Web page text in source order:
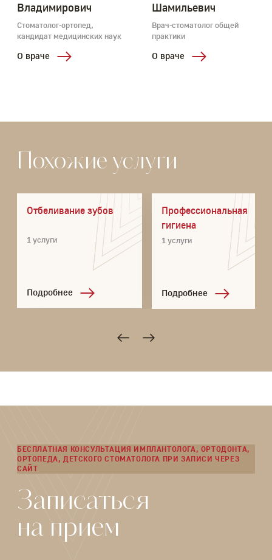
Владимирович
Стоматолог-ортопед,
кандидат медицинских наук
О враче
Шамильевич
Врач-стоматолог общей
практики
О враче
Похожие услуги
Отбеливание зубов
1 услуги
Подробнее
Профессиональная
гигиена
1 услуги
Подробнее
БЕСПЛАТНАЯ КОНСУЛЬТАЦИЯ ИМПЛАНТОЛОГА, ОРТОДОНТА,
ОРТОПЕДА, ДЕТСКОГО СТОМАТОЛОГА ПРИ ЗАПИСИ ЧЕРЕЗ
САЙТ
Записаться
на прием